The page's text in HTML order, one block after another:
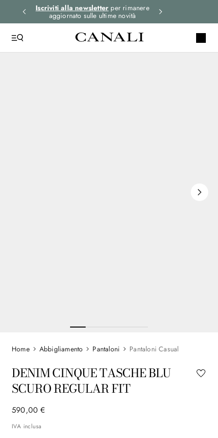
Iscriviti alla newsletter per rimanere
aggiornato sulle ultime novità
Abbigliamento Pantaloni Pantaloni Casual
DENIM CINQUE TASCHE BLU
SCURO REGULAR FIT
590,00 €
IVA inclusa